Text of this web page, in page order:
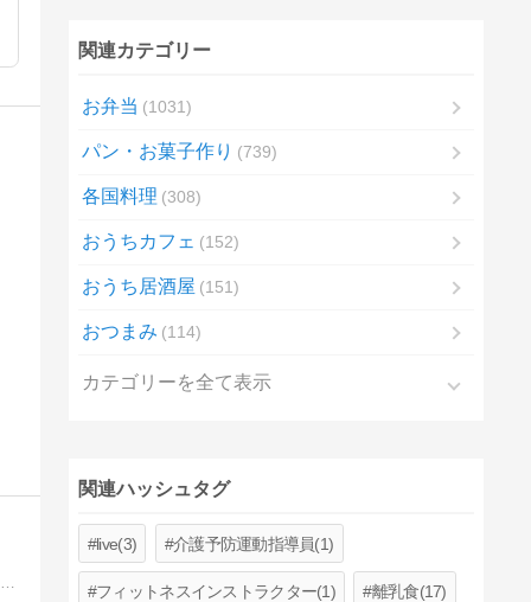
管理栄養士として栄養指導・栄養相談員の経験から、美容・健康・栄養について食の面からblogを発信してます。簡単レシピも載せてます。お気軽にお立ち寄りください。
関連カテゴリー
お弁当 1031
パン・お菓子作り 739
各国料理 308
おうちカフェ 152
おうち居酒屋 151
おつまみ 114
カテゴリーを全て表示
関連ハッシュタグ
live(3) 介護予防運動指導員(1)
フィットネスインストラクター(1) 離乳食(17)